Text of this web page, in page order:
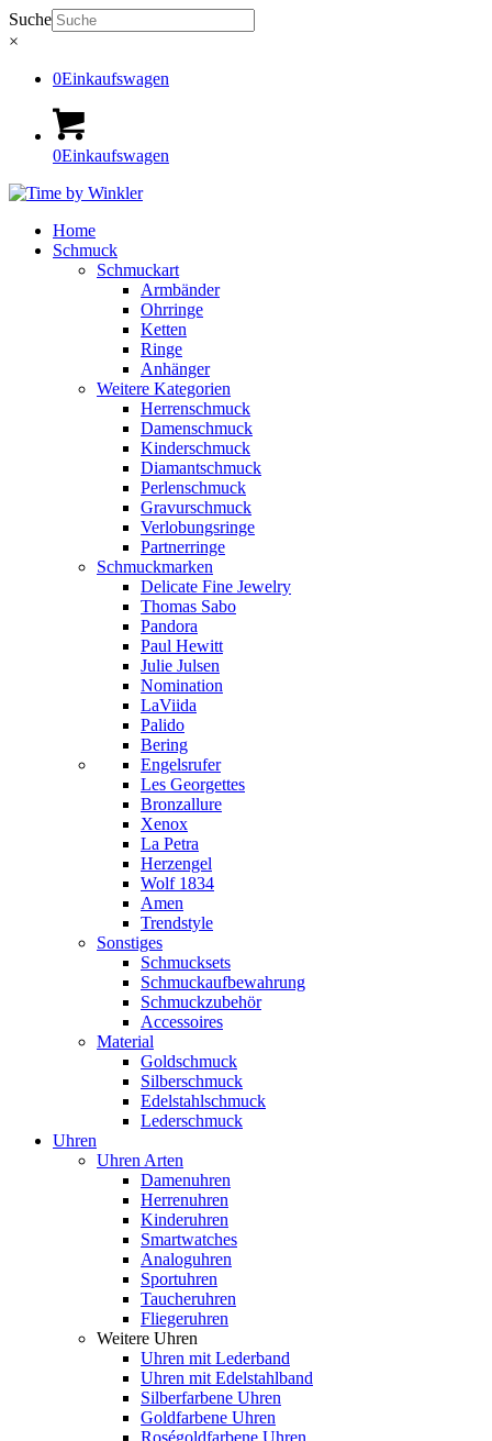
Suche
×
0Einkaufswagen
0Einkaufswagen
Home
Schmuck
Schmuckart
Armbänder
Ohrringe
Ketten
Ringe
Anhänger
Weitere Kategorien
Herrenschmuck
Damenschmuck
Kinderschmuck
Diamantschmuck
Perlenschmuck
Gravurschmuck
Verlobungsringe
Partnerringe
Schmuckmarken
Delicate Fine Jewelry
Thomas Sabo
Pandora
Paul Hewitt
Julie Julsen
Nomination
LaViida
Palido
Bering
Engelsrufer
Les Georgettes
Bronzallure
Xenox
La Petra
Herzengel
Wolf 1834
Amen
Trendstyle
Sonstiges
Schmucksets
Schmuckaufbewahrung
Schmuckzubehör
Accessoires
Material
Goldschmuck
Silberschmuck
Edelstahlschmuck
Lederschmuck
Uhren
Uhren Arten
Damenuhren
Herrenuhren
Kinderuhren
Smartwatches
Analoguhren
Sportuhren
Taucheruhren
Fliegeruhren
Weitere Uhren
Uhren mit Lederband
Uhren mit Edelstahlband
Silberfarbene Uhren
Goldfarbene Uhren
Roségoldfarbene Uhren